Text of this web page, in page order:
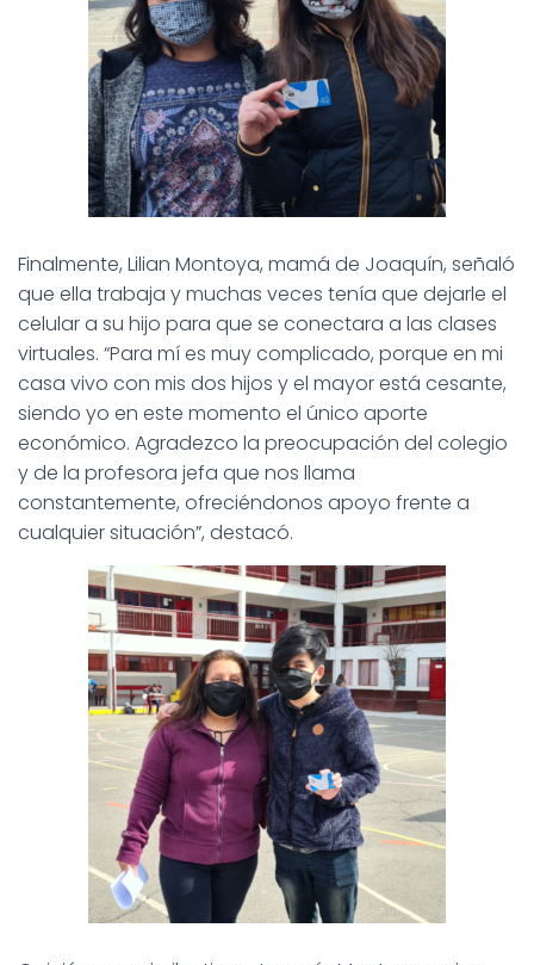
Finalmente, Lilian Montoya, mamá de Joaquín, señaló
que ella trabaja y muchas veces tenía que dejarle el
celular a su hijo para que se conectara a las clases
virtuales. “Para mí es muy complicado, porque en mi
casa vivo con mis dos hijos y el mayor está cesante,
siendo yo en este momento el único aporte
económico. Agradezco la preocupación del colegio
y de la profesora jefa que nos llama
constantemente, ofreciéndonos apoyo frente a
cualquier situación”, destacó.